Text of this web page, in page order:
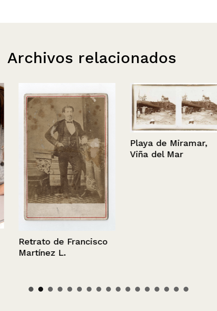
Archivos relacionados
Retrato de Francisco
Martínez L.
Playa de Miramar,
Viña del Mar